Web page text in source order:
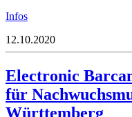
Infos
12.10.2020
Electronic
für
Württemberg